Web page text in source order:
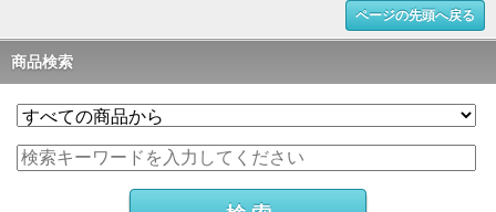
ページの先頭へ戻る
商品検索